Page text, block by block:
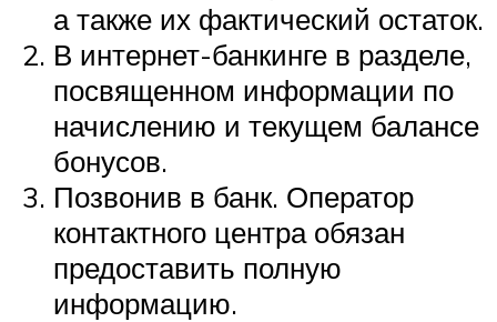
а также их фактический остаток.
В интернет-банкинге в разделе,
посвященном информации по
начислению и текущем балансе
бонусов.
Позвонив в банк. Оператор
контактного центра обязан
предоставить полную
информацию.